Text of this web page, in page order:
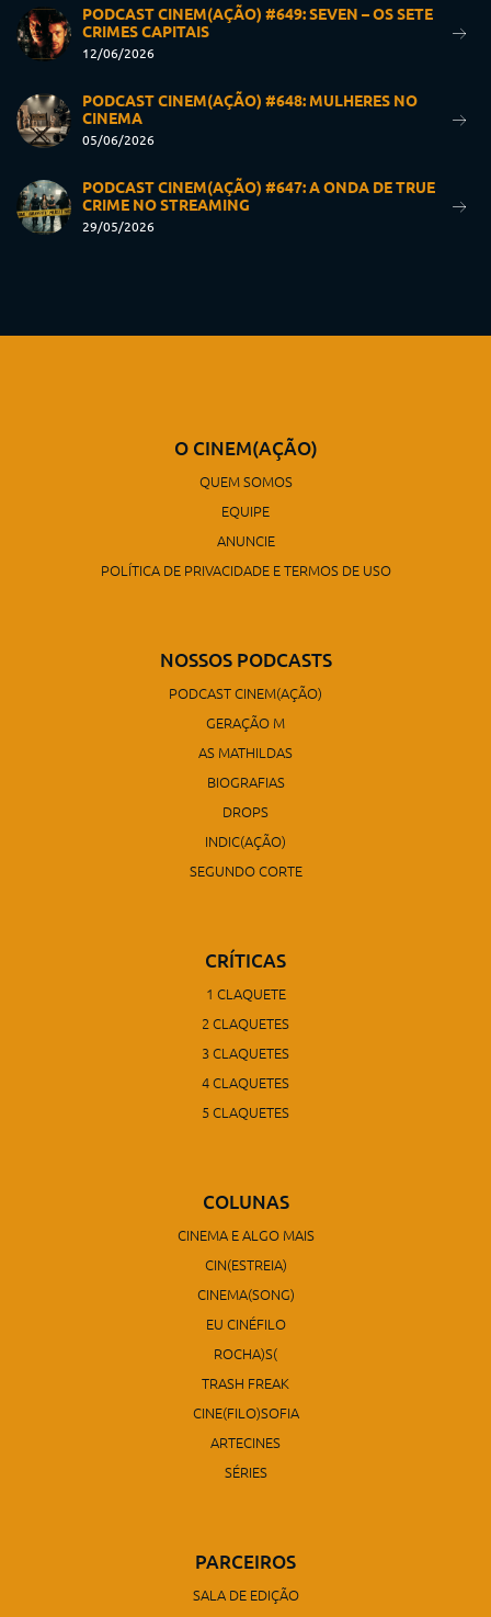
PODCAST CINEM(AÇÃO) #649: SEVEN – OS SETE
CRIMES CAPITAIS
12/06/2026
PODCAST CINEM(AÇÃO) #648: MULHERES NO
CINEMA
05/06/2026
PODCAST CINEM(AÇÃO) #647: A ONDA DE TRUE
CRIME NO STREAMING
29/05/2026
O CINEM(AÇÃO)
QUEM SOMOS
EQUIPE
ANUNCIE
POLÍTICA DE PRIVACIDADE E TERMOS DE USO
NOSSOS PODCASTS
PODCAST CINEM(AÇÃO)
GERAÇÃO M
AS MATHILDAS
BIOGRAFIAS
DROPS
INDIC(AÇÃO)
SEGUNDO CORTE
CRÍTICAS
1 CLAQUETE
2 CLAQUETES
3 CLAQUETES
4 CLAQUETES
5 CLAQUETES
COLUNAS
CINEMA E ALGO MAIS
CIN(ESTREIA)
CINEMA(SONG)
EU CINÉFILO
ROCHA)S(
TRASH FREAK
CINE(FILO)SOFIA
ARTECINES
SÉRIES
PARCEIROS
SALA DE EDIÇÃO